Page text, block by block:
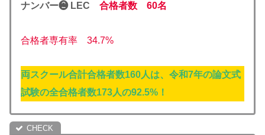
ナンバー❷ LEC 合格者数 60名
合格者専有率 34.7%
両スクール合計合格者数160人は、令和7年の論文式
試験の全合格者数173人の92.5%！